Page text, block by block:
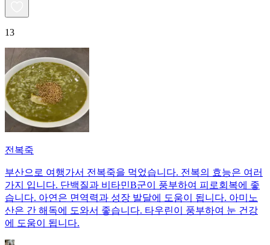
13
전복죽
부산으로 여행가서 전복죽을 먹었습니다. 전복의 효능은 여러
가지 입니다. 단백질과 비타민B군이 풍부하여 피로회복에 좋
습니다. 아연은 면역력과 성장 발달에 도움이 됩니다. 아미노
산은 간 해독에 도와서 좋습니다. 타우린이 풍부하여 눈 건강
에 도움이 됩니다.